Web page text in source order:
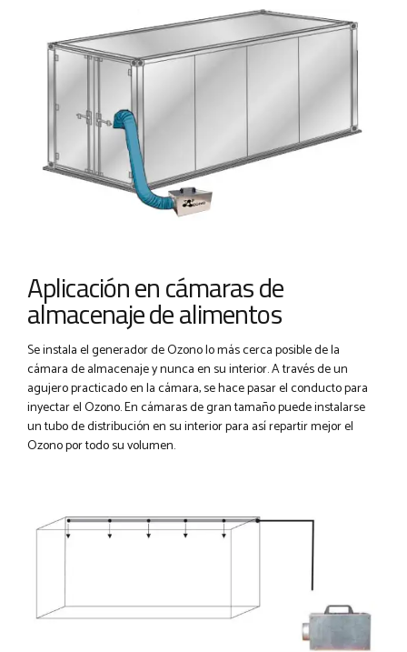
Aplicación en cámaras de
almacenaje de alimentos
Se instala el generador de Ozono lo más cerca posible de la
cámara de almacenaje y nunca en su interior. A través de un
agujero practicado en la cámara, se hace pasar el conducto para
inyectar el Ozono. En cámaras de gran tamaño puede instalarse
un tubo de distribución en su interior para así repartir mejor el
Ozono por todo su volumen.